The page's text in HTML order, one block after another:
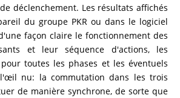
déclenchement. Les résultats affichés
du groupe PKR ou dans le logiciel
façon claire le fonctionnement des
et leur séquence d'actions, les
toutes les phases et les éventuels
nu: la commutation dans les trois
de manière synchrone, de sorte que